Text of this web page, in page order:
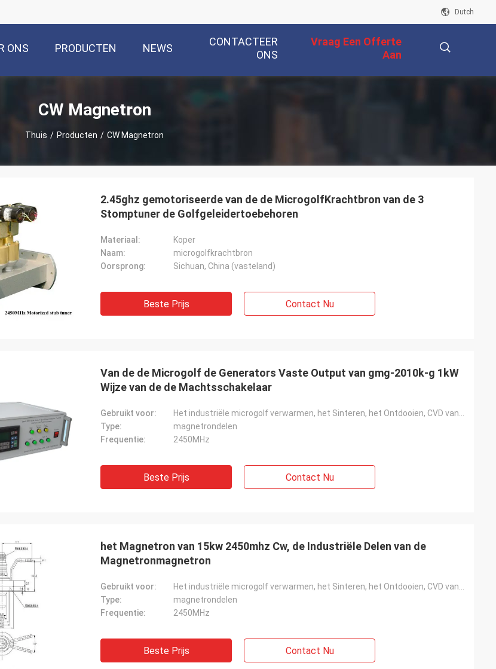
Dutch
ONS PRODUCTEN NEWS
CONTACTEER
ONS
Vraag Een Offerte
Aan
CW Magnetron
Thuis / Producten / CW Magnetron
wij uw producten
cliënten en grotere
Dank u
verzonden gelijke de orde. Ik vertrouw op
hen omdat ik nooit met hen ben
2.45ghz gemotoriseerde van de de MicrogolfKrachtbron van de 3
Stomptuner de Golfgeleidertoebehoren
Materiaal:
Koper
Naam:
microgolfkrachtbron
Oorsprong:
Sichuan, China (vasteland)
Beste Prijs Contact Nu
Van de de Microgolf de Generators Vaste Output van gmg-2010k-g 1kW
Wijze van de de Machtsschakelaar
Gebruikt voor:
Type:
magnetrondelen
Frequentie:
2450MHz
Beste Prijs Contact Nu
het Magnetron van 15kw 2450mhz Cw, de Industriële Delen van de
Magnetronmagnetron
Gebruikt voor:
Type:
magnetrondelen
Frequentie:
2450MHz
Beste Prijs Contact Nu